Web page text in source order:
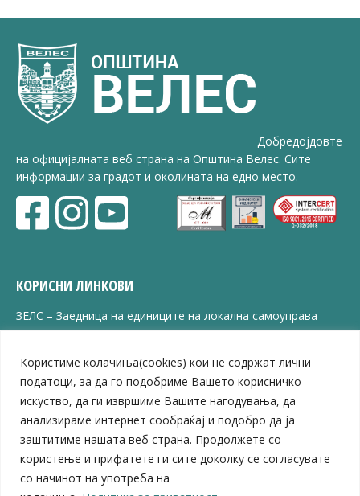
Користиме колачиња(cookies) кои не содржат лични
податоци, за да го подобриме Вашето корисничко
искуство, да ги извршиме Вашите нагодувања, да
анализираме интернет сообраќај и подобро да ја
заштитиме нашата веб страна. Продолжете со
користење и прифатете ги сите доколку се согласувате
со начинот на употреба на
Добредојдовте
на официјалната веб страна на Општина Велес. Сите
информации за градот и околината на едно место.
КОРИСНИ ЛИНКОВИ
ЗЕЛС – Заедница на единиците на локална самоуправа
Центар за развој на Вардарски плански регион
ЈПССО „Парк – спорт и паркинзи“
ЛБ „Гоце Делчев“
ЛУ „Народен Музеј“
Влада на Република Северна Македонија
Собрание на Република Северна Македонија
Министерство за финансии
Министерство за транспорт
Министерство за локална самоуправа